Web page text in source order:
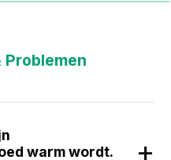
Problemen
warm wordt.